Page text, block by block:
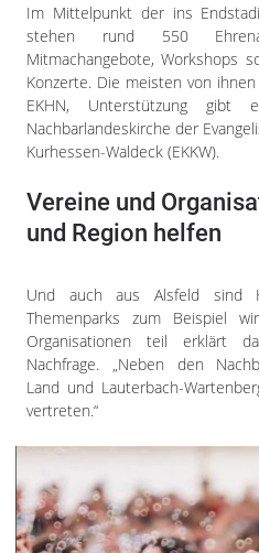
Im Mittelpunkt der ins
stehen rund 550
Mitmachangebote, Workshops
Konzerte. Die meisten von
EKHN, Unterstützung
Nachbarlandeskirche der
Kurhessen-Waldeck (EKKW).
Vereine und
und Region helfen
Und auch aus Alsfeld sind
Themenparks zum Beispiel
Organisationen teil erklärt
Nachfrage. „Neben den
Land und Lauterbach-
vertreten.“